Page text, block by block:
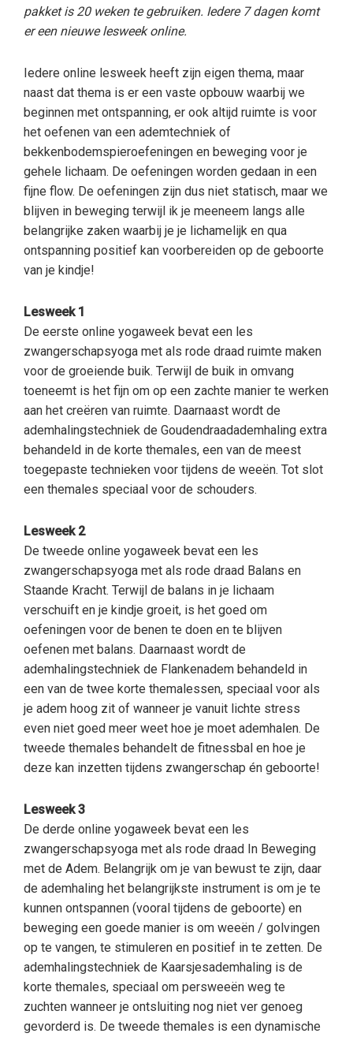
pakket is 20 weken te gebruiken. Iedere 7 dagen komt
er een nieuwe lesweek online.
Iedere online lesweek heeft zijn eigen thema, maar
naast dat thema is er een vaste opbouw waarbij we
beginnen met ontspanning, er ook altijd ruimte is voor
het oefenen van een ademtechniek of
bekkenbodemspieroefeningen en beweging voor je
gehele lichaam. De oefeningen worden gedaan in een
fijne flow. De oefeningen zijn dus niet statisch, maar we
blijven in beweging terwijl ik je meeneem langs alle
belangrijke zaken waarbij je je lichamelijk en qua
ontspanning positief kan voorbereiden op de geboorte
van je kindje!
Lesweek 1
De eerste online yogaweek bevat een les
zwangerschapsyoga met als rode draad ruimte maken
voor de groeiende buik. Terwijl de buik in omvang
toeneemt is het fijn om op een zachte manier te werken
aan het creëren van ruimte. Daarnaast wordt de
ademhalingstechniek de Goudendraadademhaling extra
behandeld in de korte themales, een van de meest
toegepaste technieken voor tijdens de weeën. Tot slot
een themales speciaal voor de schouders.
Lesweek 2
De tweede online yogaweek bevat een les
zwangerschapsyoga met als rode draad Balans en
Staande Kracht. Terwijl de balans in je lichaam
verschuift en je kindje groeit, is het goed om
oefeningen voor de benen te doen en te blijven
oefenen met balans. Daarnaast wordt de
ademhalingstechniek de Flankenadem behandeld in
een van de twee korte themalessen, speciaal voor als
je adem hoog zit of wanneer je vanuit lichte stress
even niet goed meer weet hoe je moet ademhalen. De
tweede themales behandelt de fitnessbal en hoe je
deze kan inzetten tijdens zwangerschap én geboorte!
Lesweek 3
De derde online yogaweek bevat een les
zwangerschapsyoga met als rode draad In Beweging
met de Adem. Belangrijk om je van bewust te zijn, daar
de ademhaling het belangrijkste instrument is om je te
kunnen ontspannen (vooral tijdens de geboorte) en
beweging een goede manier is om weeën / golvingen
op te vangen, te stimuleren en positief in te zetten. De
ademhalingstechniek de Kaarsjesademhaling is de
korte themales, speciaal om persweeën weg te
zuchten wanneer je ontsluiting nog niet ver genoeg
gevorderd is. De tweede themales is een dynamische